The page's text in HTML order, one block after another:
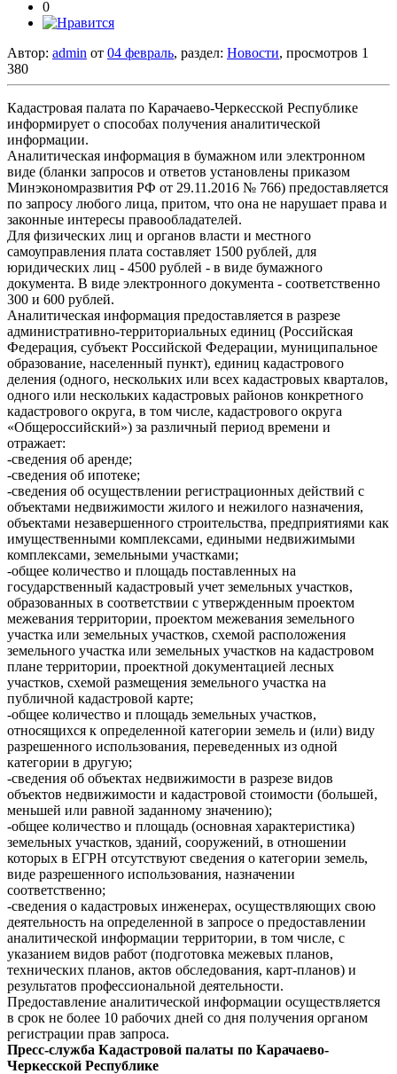
0
Автор: admin от 04 февраль, раздел: Новости, просмотров 1
380
Кадастровая палата по Карачаево-Черкесской Республике
информирует о способах получения аналитической
информации.
Аналитическая информация в бумажном или электронном
виде (бланки запросов и ответов установлены приказом
Минэкономразвития РФ от 29.11.2016 № 766) предоставляется
по запросу любого лица, притом, что она не нарушает права и
законные интересы правообладателей.
Для физических лиц и органов власти и местного
самоуправления плата составляет 1500 рублей, для
юридических лиц - 4500 рублей - в виде бумажного
документа. В виде электронного документа - соответственно
300 и 600 рублей.
Аналитическая информация предоставляется в разрезе
административно-территориальных единиц (Российская
Федерация, субъект Российской Федерации, муниципальное
образование, населенный пункт), единиц кадастрового
деления (одного, нескольких или всех кадастровых кварталов,
одного или нескольких кадастровых районов конкретного
кадастрового округа, в том числе, кадастрового округа
«Общероссийский») за различный период времени и
отражает:
-сведения об аренде;
-сведения об ипотеке;
-сведения об осуществлении регистрационных действий с
объектами недвижимости жилого и нежилого назначения,
объектами незавершенного строительства, предприятиями как
имущественными комплексами, едиными недвижимыми
комплексами, земельными участками;
-общее количество и площадь поставленных на
государственный кадастровый учет земельных участков,
образованных в соответствии с утвержденным проектом
межевания территории, проектом межевания земельного
участка или земельных участков, схемой расположения
земельного участка или земельных участков на кадастровом
плане территории, проектной документацией лесных
участков, схемой размещения земельного участка на
публичной кадастровой карте;
-общее количество и площадь земельных участков,
относящихся к определенной категории земель и (или) виду
разрешенного использования, переведенных из одной
категории в другую;
-сведения об объектах недвижимости в разрезе видов
объектов недвижимости и кадастровой стоимости (большей,
меньшей или равной заданному значению);
-общее количество и площадь (основная характеристика)
земельных участков, зданий, сооружений, в отношении
которых в ЕГРН отсутствуют сведения о категории земель,
виде разрешенного использования, назначении
соответственно;
-сведения о кадастровых инженерах, осуществляющих свою
деятельность на определенной в запросе о предоставлении
аналитической информации территории, в том числе, с
указанием видов работ (подготовка межевых планов,
технических планов, актов обследования, карт-планов) и
результатов профессиональной деятельности.
Предоставление аналитической информации осуществляется
в срок не более 10 рабочих дней со дня получения органом
регистрации прав запроса.
Пресс-служба Кадастровой палаты по Карачаево-
Черкесской Республике